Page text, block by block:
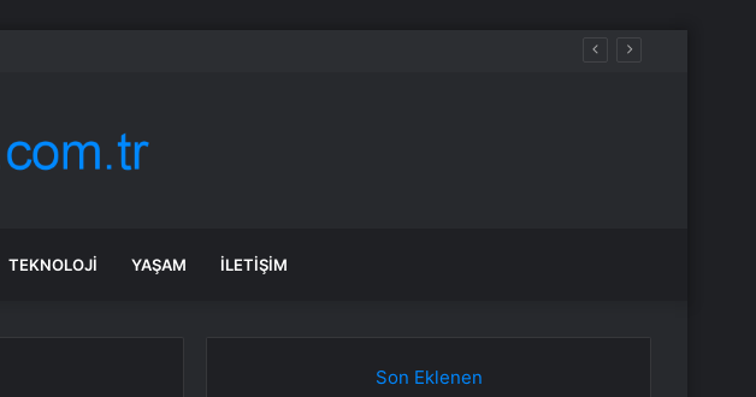
TEKNOLOJI YAŞAM İLETIŞIM
Son Eklenen